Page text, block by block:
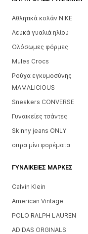
Αθλητικά κολάν NIKE
Λευκά γυαλιά ηλίου
Ολόσωμες φόρμες
Mules Crocs
Ρούχα εγκυμοσύνης
MAMALICIOUS
Sneakers CONVERSE
Γυναικείες τσάντες
Skinny jeans ONLY
σπρα μίνι φορέματα
ΓΥΝΑΙΚΕΊΕΣ ΜΆΡΚΕΣ
Calvin Klein
American Vintage
POLO RALPH LAUREN
ADIDAS ORGINALS